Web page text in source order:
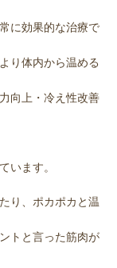
に効果的な治療で
り体内から温める
向上・冷え性改善
います。
り、ポカポカと温
トと言った筋肉が